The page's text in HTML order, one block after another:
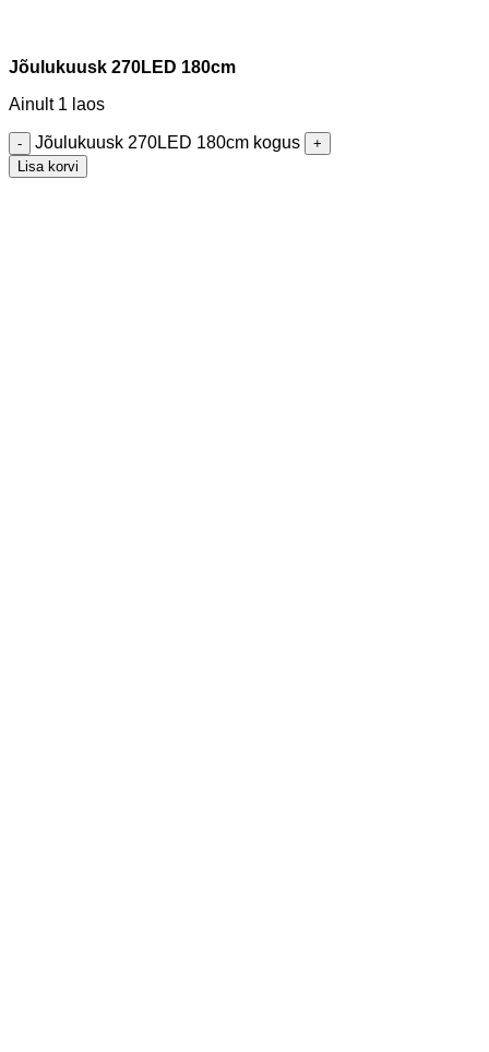
Jõulukuusk 270LED 180cm
Ainult 1 laos
Jõulukuusk 270LED 180cm kogus
Lisa korvi